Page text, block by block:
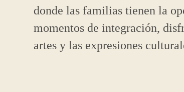
donde las familias tienen la
momentos de integración,
artes y las expresiones